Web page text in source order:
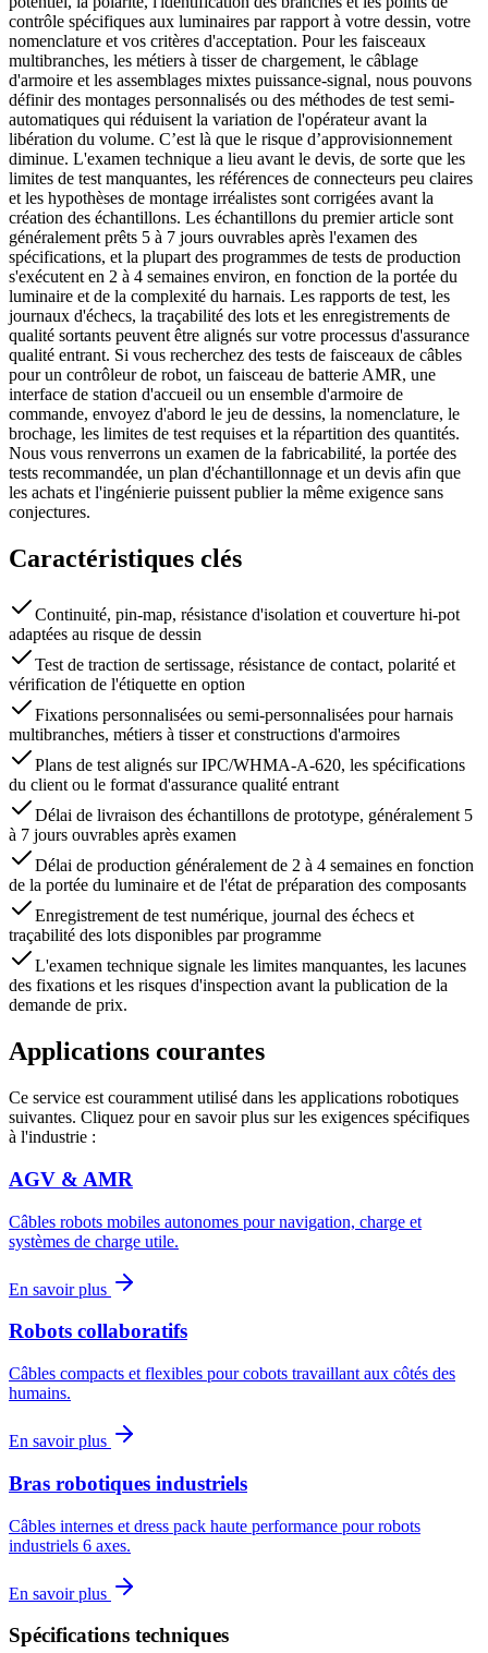
contrôle spécifiques aux luminaires par rapport à votre dessin, votre
nomenclature et vos critères d'acceptation. Pour les faisceaux
multibranches, les métiers à tisser de chargement, le câblage
d'armoire et les assemblages mixtes puissance-signal, nous pouvons
définir des montages personnalisés ou des méthodes de test semi-
automatiques qui réduisent la variation de l'opérateur avant la
libération du volume. C’est là que le risque d’approvisionnement
diminue. L'examen technique a lieu avant le devis, de sorte que les
limites de test manquantes, les références de connecteurs peu claires
et les hypothèses de montage irréalistes sont corrigées avant la
création des échantillons. Les échantillons du premier article sont
généralement prêts 5 à 7 jours ouvrables après l'examen des
spécifications, et la plupart des programmes de tests de production
s'exécutent en 2 à 4 semaines environ, en fonction de la portée du
luminaire et de la complexité du harnais. Les rapports de test, les
journaux d'échecs, la traçabilité des lots et les enregistrements de
qualité sortants peuvent être alignés sur votre processus d'assurance
qualité entrant. Si vous recherchez des tests de faisceaux de câbles
pour un contrôleur de robot, un faisceau de batterie AMR, une
interface de station d'accueil ou un ensemble d'armoire de
commande, envoyez d'abord le jeu de dessins, la nomenclature, le
brochage, les limites de test requises et la répartition des quantités.
Nous vous renverrons un examen de la fabricabilité, la portée des
tests recommandée, un plan d'échantillonnage et un devis afin que
les achats et l'ingénierie puissent publier la même exigence sans
conjectures.
Caractéristiques clés
Continuité, pin-map, résistance d'isolation et couverture hi-pot
adaptées au risque de dessin
Test de traction de sertissage, résistance de contact, polarité et
vérification de l'étiquette en option
Fixations personnalisées ou semi-personnalisées pour harnais
multibranches, métiers à tisser et constructions d'armoires
Plans de test alignés sur IPC/WHMA-A-620, les spécifications
du client ou le format d'assurance qualité entrant
Délai de livraison des échantillons de prototype, généralement 5
à 7 jours ouvrables après examen
Délai de production généralement de 2 à 4 semaines en fonction
de la portée du luminaire et de l'état de préparation des composants
Enregistrement de test numérique, journal des échecs et
traçabilité des lots disponibles par programme
L'examen technique signale les limites manquantes, les lacunes
des fixations et les risques d'inspection avant la publication de la
demande de prix.
Applications courantes
Ce service est couramment utilisé dans les applications robotiques
suivantes. Cliquez pour en savoir plus sur les exigences spécifiques
à l'industrie :
AGV & AMR
Câbles robots mobiles autonomes pour navigation, charge et
systèmes de charge utile.
En savoir plus
Robots collaboratifs
Câbles compacts et flexibles pour cobots travaillant aux côtés des
humains.
En savoir plus
Bras robotiques industriels
Câbles internes et dress pack haute performance pour robots
industriels 6 axes.
En savoir plus
Spécifications techniques